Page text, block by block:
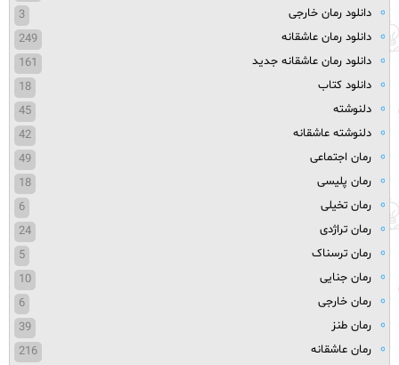
دانلود رمان خارجی
3
دانلود رمان عاشقانه
249
دانلود رمان عاشقانه جدید
161
دانلود کتاب
18
دلنوشته
45
دلنوشته عاشقانه
42
رمان اجتماعی
49
رمان پلیسی
18
رمان تخیلی
6
رمان تراژدی
24
رمان ترسناک
5
رمان جنایی
10
رمان خارجی
6
رمان طنز
39
رمان عاشقانه
216